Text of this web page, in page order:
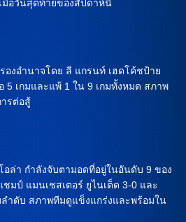
อวันสุดท้ายของสัปดาห์นี้
งอำนาจโดย ลี แกรนท์ เฮดโค้ชป้าย
5 เกมและแพ้ 1 ใน 9 เกมทั้งหมด สภาพ
รต่อสู้
อล่า กำลังจับตามอดที่อยู่ในอันดับ 9 ของ
มป์ แมนเชสเตอร์ ยูไนเต็ด 3-0 และ
ลำดับ สภาพทีมดูแข็งแกร่งและพร้อมใน